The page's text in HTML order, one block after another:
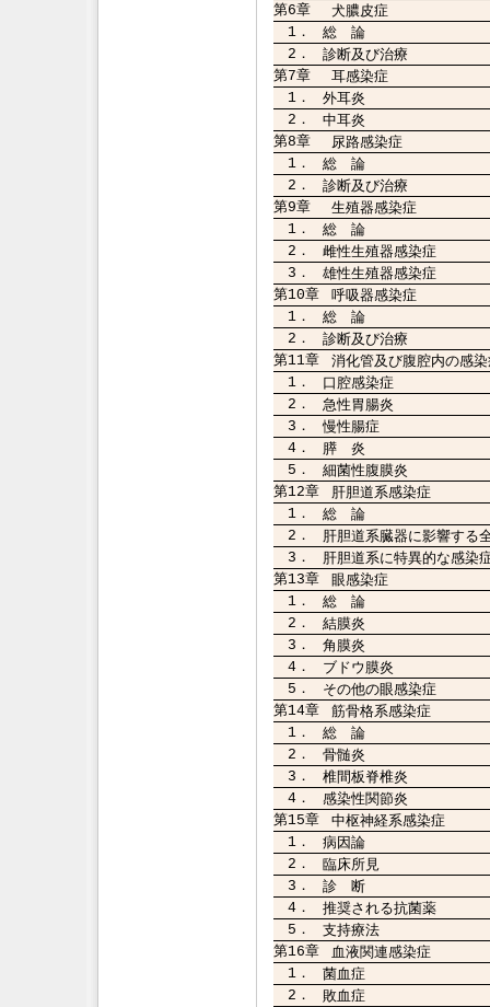
第6章
犬膿皮症
1．
総 論
2．
診断及び治療
第7章
耳感染症
1．
外耳炎
2．
中耳炎
第8章
尿路感染症
1．
総 論
2．
診断及び治療
第9章
生殖器感染症
1．
総 論
2．
雌性生殖器感染症
3．
雄性生殖器感染症
第10章
呼吸器感染症
1．
総 論
2．
診断及び治療
第11章
消化管及び腹腔内の感
1．
口腔感染症
2．
急性胃腸炎
3．
慢性腸症
4．
膵 炎
5．
細菌性腹膜炎
第12章
肝胆道系感染症
1．
総 論
2．
肝胆道系臓器に影響する
3．
肝胆道系に特異的な感染
第13章
眼感染症
1．
総 論
2．
結膜炎
3．
角膜炎
4．
ブドウ膜炎
5．
その他の眼感染症
第14章
筋骨格系感染症
1．
総 論
2．
骨髄炎
3．
椎間板脊椎炎
4．
感染性関節炎
第15章
中枢神経系感染症
1．
病因論
2．
臨床所見
3．
診 断
4．
推奨される抗菌薬
5．
支持療法
第16章
血液関連感染症
1．
菌血症
2．
敗血症